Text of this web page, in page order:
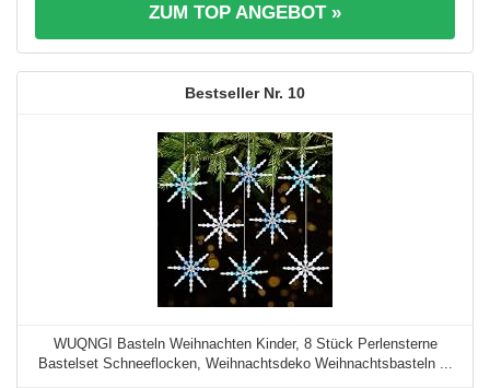
ZUM TOP ANGEBOT »
10
WUQNGI Basteln Weihnachten Kinder, 8 Stück Perlensterne
Bastelset Schneeflocken, Weihnachtsdeko Weihnachtsbasteln ...